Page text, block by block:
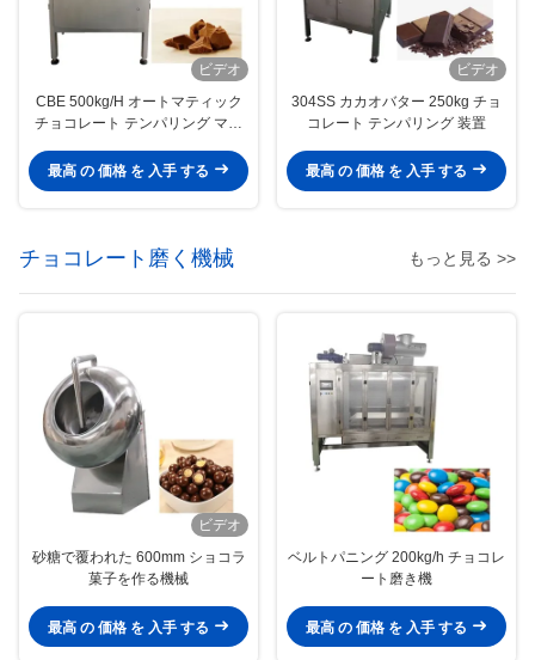
ビデオ
CBE 500kg/H オートマティック
チョコレート テンパリング マシ
最高 の 価格 を 入手 する
ビデオ
304SS カカオバター 250kg チョ
コレート テンパリング 装置
最高 の 価格 を 入手 する
チョコレート磨く機械 もっと見る >>
ビデオ
砂糖で覆われた 600mm ショコラ
菓子を作る機械
最高 の 価格 を 入手 する
ベルトパニング 200kg/h チョコレ
ート磨き機
最高 の 価格 を 入手 する